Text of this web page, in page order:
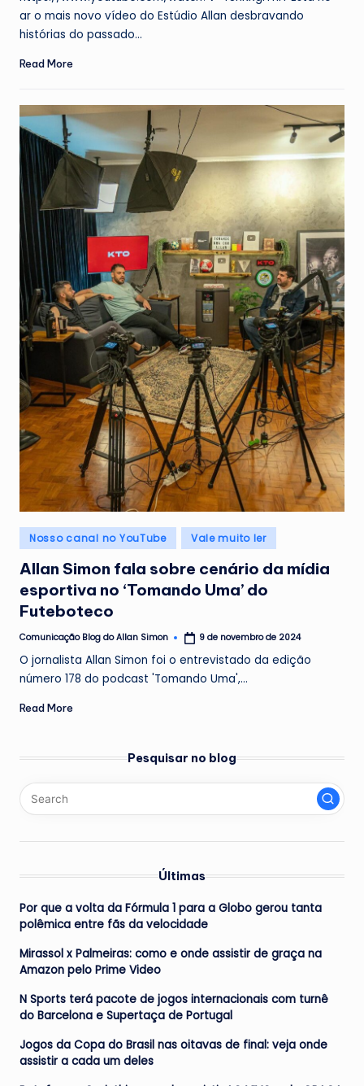
ar o mais novo vídeo do Estúdio Allan desbravando
histórias do passado…
Read More
Posted
in
Nosso canal no YouTube Vale muito ler
Allan Simon fala sobre cenário da mídia
esportiva no ‘Tomando Uma’ do
Futeboteco
Posted
Comunicação Blog do Allan Simon 9 de novembro de 2024
O jornalista Allan Simon foi o entrevistado da edição
número 178 do podcast 'Tomando Uma',…
Read More
Pesquisar no blog
Últimas
Por que a volta da Fórmula 1 para a Globo gerou tanta
polêmica entre fãs da velocidade
Mirassol x Palmeiras: como e onde assistir de graça na
Amazon pelo Prime Video
N Sports terá pacote de jogos internacionais com turnê
do Barcelona e Supertaça de Portugal
Jogos da Copa do Brasil nas oitavas de final: veja onde
assistir a cada um deles